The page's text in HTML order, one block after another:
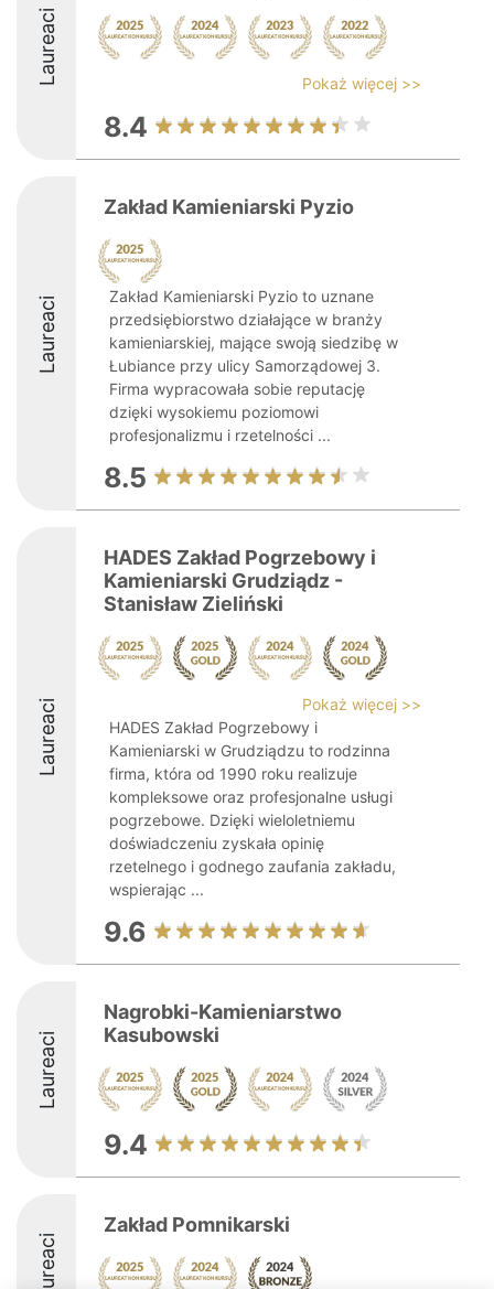
Laureaci Pokaż więcej >>
8.4
Laureaci
Zakład Kamieniarski Pyzio
Zakład Kamieniarski Pyzio to uznane
przedsiębiorstwo działające w branży
kamieniarskiej, mające swoją siedzibę w
Łubiance przy ulicy Samorządowej 3.
Firma wypracowała sobie reputację
dzięki wysokiemu poziomowi
profesjonalizmu i rzetelności ...
8.5
Laureaci
HADES Zakład Pogrzebowy i
Kamieniarski Grudziądz -
Stanisław Zieliński
Pokaż więcej >>
HADES Zakład Pogrzebowy i
Kamieniarski w Grudziądzu to rodzinna
firma, która od 1990 roku realizuje
kompleksowe oraz profesjonalne usługi
pogrzebowe. Dzięki wieloletniemu
doświadczeniu zyskała opinię
rzetelnego i godnego zaufania zakładu,
wspierając ...
9.6
Laureaci
Nagrobki-Kamieniarstwo
Kasubowski
9.4
Laureaci
Zakład Pomnikarski